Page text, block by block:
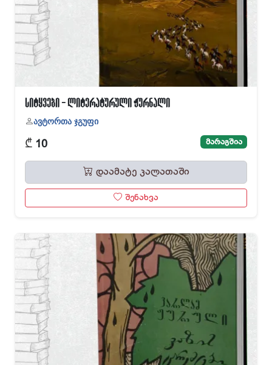
სიტყვები - ლიტერატურული ჟურნალი
ავტორთა ჯგუფი
₾ 10 მარაგშია
დაამატე კალათაში
შენახვა